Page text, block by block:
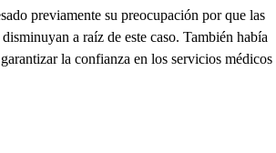
previamente su preocupación por que las
a raíz de este caso. También había
la confianza en los servicios médicos